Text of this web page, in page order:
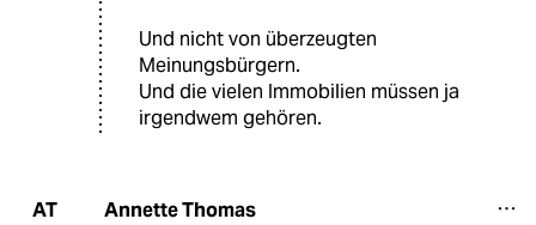
Und nicht von überzeugten
Meinungsbürgern.
Und die vielen Immobilien müssen ja
irgendwem gehören.
AT Annette Thomas